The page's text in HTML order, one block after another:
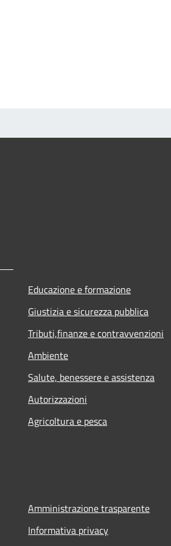
Educazione e formazione
Giustizia e sicurezza pubblica
Tributi,finanze e contravvenzioni
Ambiente
Salute, benessere e assistenza
Autorizzazioni
Agricoltura e pesca
Amministrazione trasparente
Informativa privacy